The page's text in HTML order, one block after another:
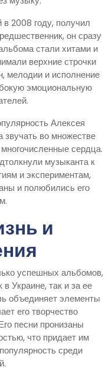
2008 году, получил
он сразу
стали хитами и
верхние строчки
мелодии и исполнение
эмоциональную
Алексея
звучать во множестве
сердца.
музыканта к
и экспериментам,
и полюбились его
и
успешных альбомов,
Украине, так и за ее
объединяет элементы
его творчество
песни пронизаны
что придает им
среди